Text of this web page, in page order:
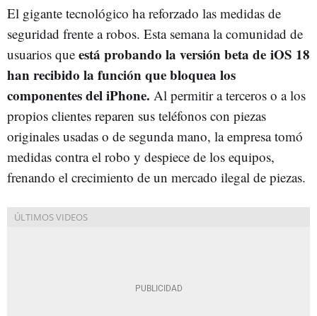
El gigante tecnológico ha reforzado las medidas de
seguridad frente a robos. Esta semana la comunidad de
usuarios que está probando la versión beta de iOS 18
han recibido la función que bloquea los
componentes del iPhone. Al permitir a terceros o a los
propios clientes reparen sus teléfonos con piezas
originales usadas o de segunda mano, la empresa tomó
medidas contra el robo y despiece de los equipos,
frenando el crecimiento de un mercado ilegal de piezas.